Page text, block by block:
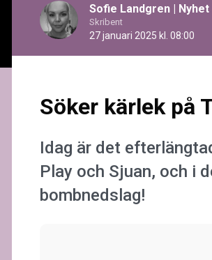
Sofie Landgren | Nyhet
Skribent
27 januari 2025 kl. 08:00
Söker kärlek på
Idag är det
Play och Sjuan, och i
bombnedslag!